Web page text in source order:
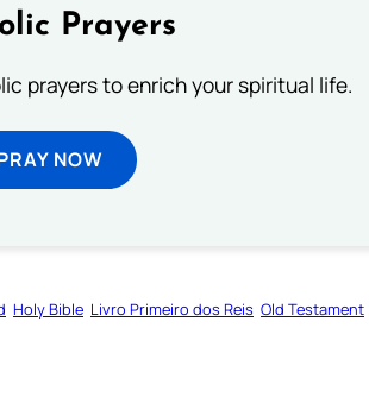
Prayers
prayers to enrich your spiritual life.
NOW
Holy Bible Livro Primeiro dos Reis Old Testament